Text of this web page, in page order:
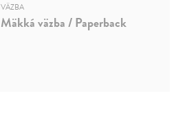
VÄZBA
Mäkká väzba / Paperback